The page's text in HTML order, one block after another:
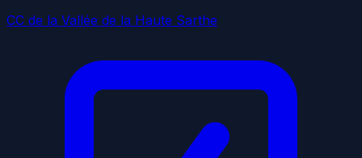
CC de la Vallée de la Haute Sarthe